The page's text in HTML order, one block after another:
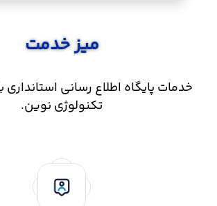
میز خدمت
خدمات پایگاه اطلاع رسانی استانداری
تکنولوژی نوین.